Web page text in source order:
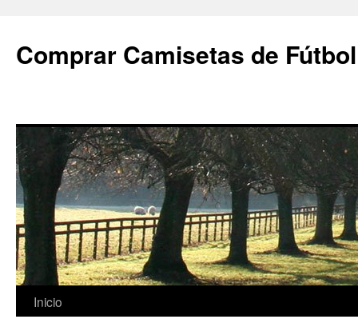
Comprar Camisetas de
Saltar
Inicio